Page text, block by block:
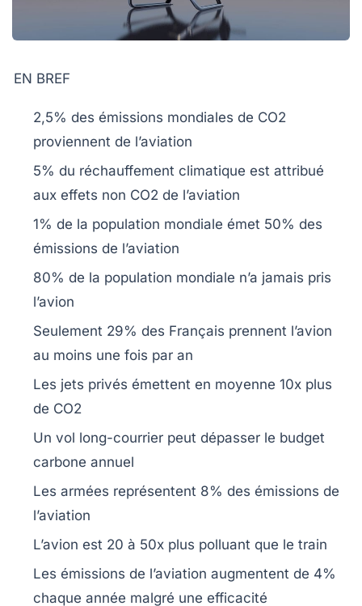
EN BREF
2,5% des émissions mondiales de CO2
proviennent de l’aviation
5% du réchauffement climatique est attribué
aux effets non CO2 de l’aviation
1% de la population mondiale émet 50% des
émissions de l’aviation
80% de la population mondiale n’a jamais pris
l’avion
Seulement 29% des Français prennent l’avion
au moins une fois par an
Les jets privés émettent en moyenne 10x plus
de CO2
Un vol long-courrier peut dépasser le budget
carbone annuel
Les armées représentent 8% des émissions de
l’aviation
L’avion est 20 à 50x plus polluant que le train
Les émissions de l’aviation augmentent de 4%
chaque année malgré une efficacité